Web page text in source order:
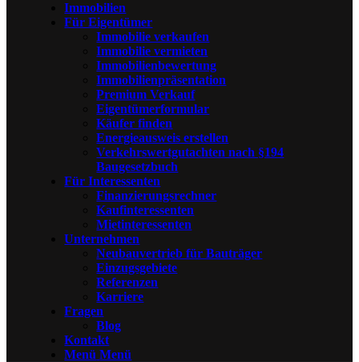
Immobilien
Für Eigentümer
Immobilie verkaufen
Immobilie vermieten
Immobilienbewertung
Immobilienpräsentation
Premium Verkauf
Eigentümerformular
Käufer finden
Energieausweis erstellen
Verkehrswertgutachten nach §194
Baugesetzbuch
Für Interessenten
Finanzierungsrechner
Kaufinteressenten
Mietinteressenten
Unternehmen
Neubauvertrieb für Bauträger
Einzugsgebiete
Referenzen
Karriere
Fragen
Blog
Kontakt
Menü Menü